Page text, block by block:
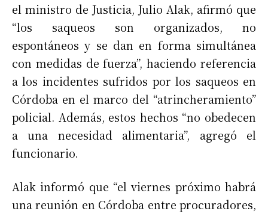
el ministro de Justicia, Julio Alak, afirmó que
“los saqueos son organizados, no
espontáneos y se dan en forma simultánea
con medidas de fuerza”, haciendo referencia
a los incidentes sufridos por los saqueos en
Córdoba en el marco del “atrincheramiento”
policial. Además, estos hechos “no obedecen
a una necesidad alimentaria”, agregó el
funcionario.
Alak informó que “el viernes próximo habrá
una reunión en Córdoba entre procuradores,